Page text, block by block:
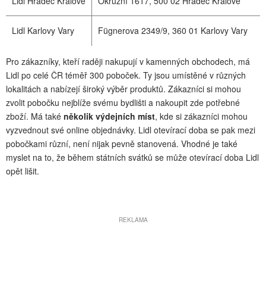
Lidl Karlovy Vary Fügnerova 2349/9, 360 01 Karlovy Vary
Pro zákazníky, kteří raději nakupují v kamenných obchodech, má
Lidl po celé ČR téměř 300 poboček. Ty jsou umístěné v různých
lokalitách a nabízejí široký výběr produktů. Zákazníci si mohou
zvolit pobočku nejblíže svému bydlišti a nakoupit zde potřebné
zboží. Má také několik výdejních míst, kde si zákazníci mohou
vyzvednout své online objednávky. Lidl otevírací doba se pak mezi
pobočkami různí, není nijak pevně stanovená. Vhodné je také
myslet na to, že během státních svátků se může otevírací doba Lidl
opět lišit.
REKLAMA